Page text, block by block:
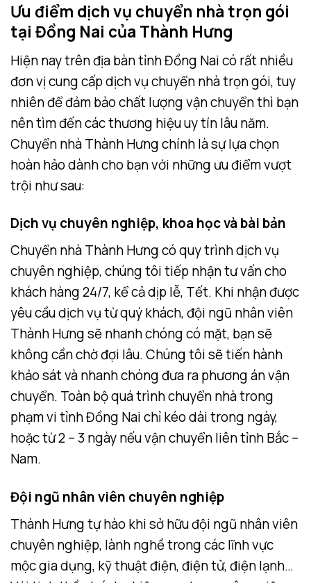
Ưu điểm dịch vụ chuyển nhà trọn gói
tại Đồng Nai của Thành Hưng
Hiện nay trên địa bàn tỉnh Đồng Nai có rất nhiều
đơn vị cung cấp dịch vụ chuyển nhà trọn gói, tuy
nhiên để đảm bảo chất lượng vận chuyển thì bạn
nên tìm đến các thương hiệu uy tín lâu năm.
Chuyển nhà Thành Hưng chính là sự lựa chọn
hoàn hảo dành cho bạn với những ưu điểm vượt
trội như sau:
Dịch vụ chuyên nghiệp, khoa học và bài bản
Chuyển nhà Thành Hưng có quy trình dịch vụ
chuyên nghiệp, chúng tôi tiếp nhận tư vấn cho
khách hàng 24/7, kể cả dịp lễ, Tết. Khi nhận được
yêu cầu dịch vụ từ quý khách, đội ngũ nhân viên
Thành Hưng sẽ nhanh chóng có mặt, bạn sẽ
không cần chờ đợi lâu. Chúng tôi sẽ tiến hành
khảo sát và nhanh chóng đưa ra phương án vận
chuyển. Toàn bộ quá trình chuyển nhà trong
phạm vi tỉnh Đồng Nai chỉ kéo dài trong ngày,
hoặc từ 2 – 3 ngày nếu vận chuyển liên tỉnh Bắc –
Nam.
Đội ngũ nhân viên chuyên nghiệp
Thành Hưng tự hào khi sở hữu đội ngũ nhân viên
chuyên nghiệp, lành nghề trong các lĩnh vực
mộc gia dụng, kỹ thuật điện, điện tử, điện lạnh…